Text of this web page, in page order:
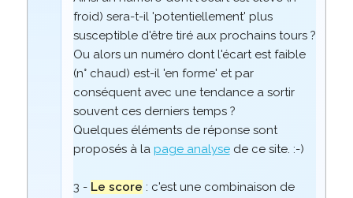
froid) sera-t-il 'potentiellement' plus
susceptible d'être tiré aux prochains tours ?
Ou alors un numéro dont l'écart est faible
(n° chaud) est-il 'en forme' et par
conséquent avec une tendance a sortir
souvent ces derniers temps ?
Quelques éléments de réponse sont
proposés à la page analysede ce site. :-)
3 - Le score : c'est une combinaison de